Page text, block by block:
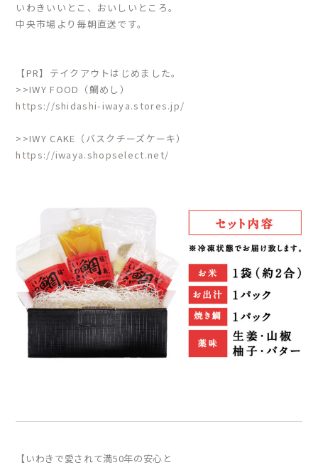
いわきいいとこ、おいしいところ。
中央市場より毎朝直送です。
【PR】テイクアウトはじめました。
>>IWY FOOD（鯛めし）
https://shidashi-iwaya.stores.jp/
>>IWY CAKE（バスクチーズケーキ）
https://iwaya.shopselect.net/
【いわきで愛されて満50年の安心と